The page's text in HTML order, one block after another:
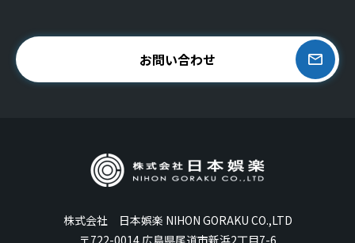
お問い合わせ
株式会社 日本娯楽 NIHON GORAKU CO.,LTD
〒722-0014 広島県尾道市新浜2丁目7-6